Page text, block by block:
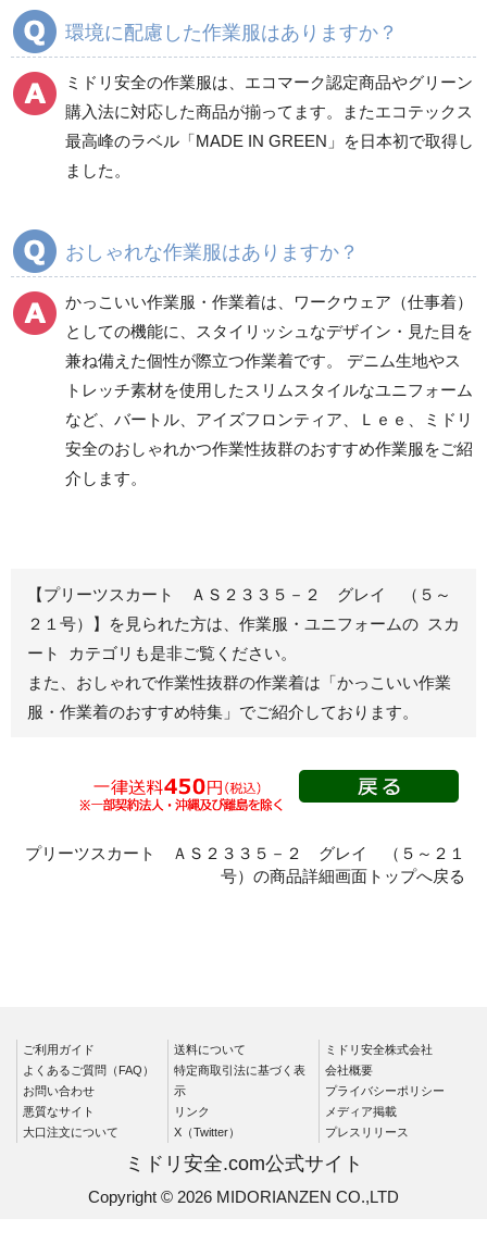
ワークパンツ
春夏ワークパンツ作業
ズボン
秋冬ワークパンツ作業
ズボン
ツ
クリーンウェアワーク
パンツ
カーゴパンツ
春夏カーゴパンツ作業
ズボン
ズボン
レディース作業着
ブルゾン
ジャンパー
秋冬長袖
春夏半袖
スモック
秋冬長袖
クリーンウェ
ワークパンツ
春夏
食品産業用
クリーンウェ
シャツ
環境に配慮した作業服はありますか？
ミドリ安全の作業服は、エコマーク認定商品やグリーン
購入法に対応した商品が揃ってます。またエコテックス
最高峰のラベル「MADE IN GREEN」を日本初で取得し
ました。
おしゃれな作業服はありますか？
かっこいい作業服・作業着は、ワークウェア（仕事着）
としての機能に、スタイリッシュなデザイン・見た目を
兼ね備えた個性が際立つ作業着です。 デニム生地やス
トレッチ素材を使用したスリムスタイルなユニフォーム
など、バートル、アイズフロンティア、Ｌｅｅ、ミドリ
安全のおしゃれかつ作業性抜群のおすすめ作業服をご紹
介します。
【プリーツスカート ＡＳ２３３５－２ グレイ （５～
２１号）】を見られた方は、作業服・ユニフォームの スカ
ート カテゴリも是非ご覧ください。
また、おしゃれで作業性抜群の作業着は 「かっこいい作業
服・作業着のおすすめ特集」 でご紹介しております。
プリーツスカート ＡＳ２３３５－２ グレイ （５～２１
号）の商品詳細画面トップへ戻る
ご利用ガイド
よくあるご質問（FAQ）
お問い合わせ
悪質なサイト
大口注文について
送料について
特定商取引法に基づく表
示
リンク
X（Twitter）
ミドリ安全株式会社
会社概要
プライバシーポリシー
メディア掲載
プレスリリース
ミドリ安全.com公式サイト
Copyright © 2026 MIDORIANZEN CO.,LTD